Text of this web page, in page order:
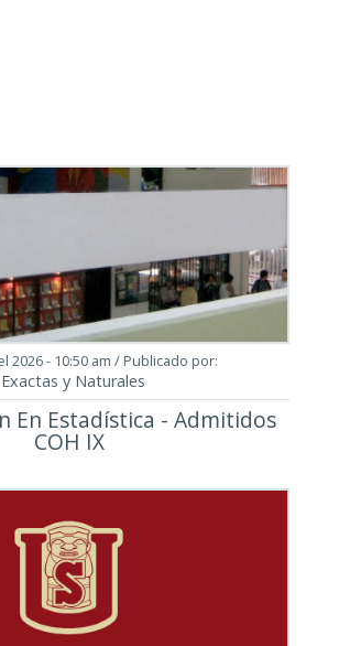
2026 - 10:50 am / Publicado por:
y Naturales
En Estadística - Admitidos
COH IX